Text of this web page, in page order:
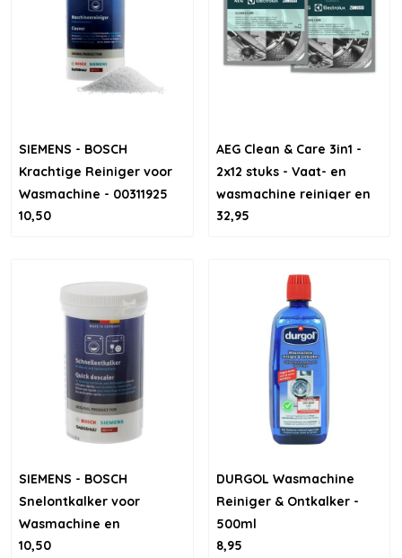
SIEMENS - BOSCH
Krachtige Reiniger voor
Wasmachine - 00311925
10,50
AEG Clean & Care 3in1 -
2x12 stuks - Vaat- en
wasmachine reiniger en
ontkalker
32,95
SIEMENS - BOSCH
Snelontkalker voor
Wasmachine en
Vaatwasser
10,50
DURGOL Wasmachine
Reiniger & Ontkalker -
500ml
8,95